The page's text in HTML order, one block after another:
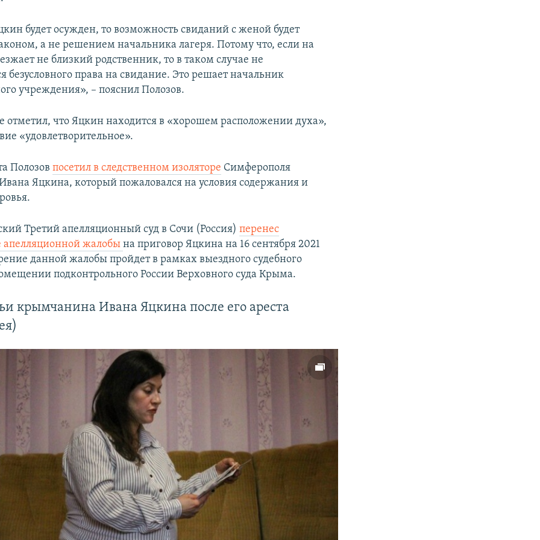
будет осужден, то возможность свиданий с женой будет
а не решением начальника лагеря. Потому что, если на
не близкий родственник, то в таком случае не
безусловного права на свидание. Это решает начальник
учреждения», – пояснил Полозов.
отметил, что Яцкин находится в «хорошем расположении духа»,
«удовлетворительное».
Полозовпосетил в следственном изоляторе Симферополя
Яцкина, который пожаловался на условия содержания и
Третий апелляционный суд в Сочи (Россия)перенес
апелляционной жалобына приговор Яцкина на 16 сентября 2021
данной жалобы пройдет в рамках выездного судебного
подконтрольного России Верховного суда Крыма.
крымчанина Ивана Яцкина после его ареста